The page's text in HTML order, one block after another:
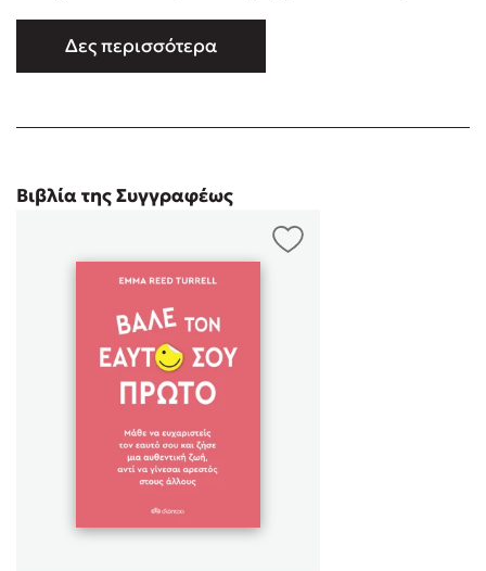
την ψυχολογία και την ψυχική υγεία. Έτσι, έγινε
ψυχοθεραπεύτρια. Σήμερα, παράλληλα με το θεραπευτικό της
Δες περισσότερα
Βιβλία της Συγγραφέως